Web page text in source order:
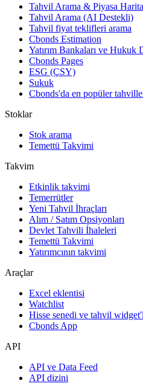
Tahvil Arama & Piyasa
Tahvil Arama (AI Destekli)
Tahvil fiyat teklifleri arama
Cbonds Estimation
Yatırım Bankaları ve Hukuk
Cbonds Pages
ESG (ÇSY)
Sukuk
Cbonds'da en popüler
Stoklar
Stok arama
Temettü Takvimi
Takvim
Etkinlik takvimi
Temerrütler
Yeni Tahvil İhraçları
Alım / Satım Opsiyonları
Devlet Tahvili İhaleleri
Temettü Takvimi
Yatırımcının takvimi
Araçlar
Excel eklentisi
Watchlist
Hisse senedi ve tahvil
Cbonds App
API
API ve Data Feed
API dizini